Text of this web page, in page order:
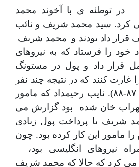
در توطئه ی با آخوند محمد
کرد. سید محمد شریف و نائب
داد بودند و محمد شریف
خود را فرستاد که به نیروهای
قرار داد و پول در مستونگ
غارت کنند که در نتیجه چند نفر
۸۷-۸۸).
نایب رحیمداد که مامور
خان شده بود گزارش می
شریف با پرداخت پول زیادی
را مامور این کار کرده بود. چون
نیروهای انگلیسی بود،
کرد که حالا که محمد شریف